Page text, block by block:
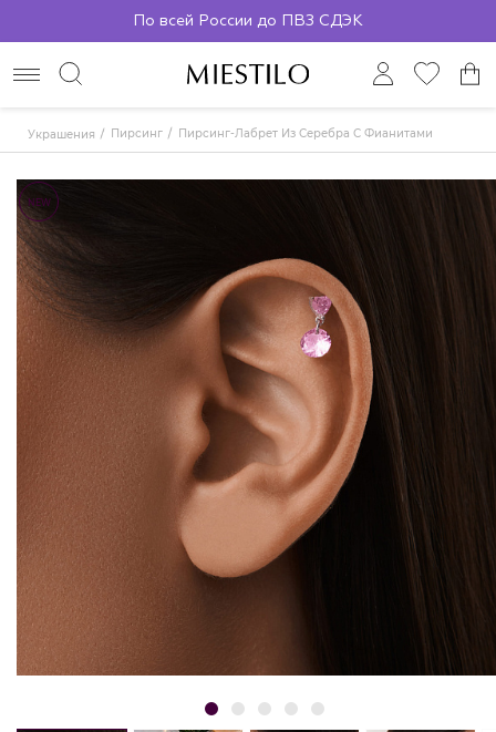
По всей России до ПВЗ СДЭК
Украшения Пирсинг Пирсинг-Лабрет Из Серебра С Фианитами
NEW